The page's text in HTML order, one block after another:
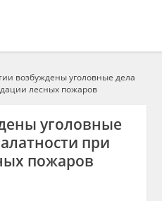
возбуждены уголовные дела
лесных пожаров
уголовные
при
пожаров